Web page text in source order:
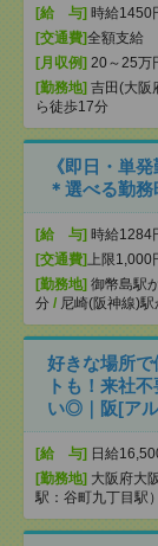
[給 与] 時給
[交通費]全額支給
[月収例] 20～25万
[勤務地] 吉田(大阪
ら徒歩17分
《即日・単
＊選べる勤
[給 与] 時給1284
[交通費] 上限1,000
[勤務地] 御幣島駅
分 / 尼崎(阪神線)
好きな場所
トも！来社
い◎｜阪[ア
[給 与] 日給
[勤務地] 大阪府大
駅：谷町九丁目駅）